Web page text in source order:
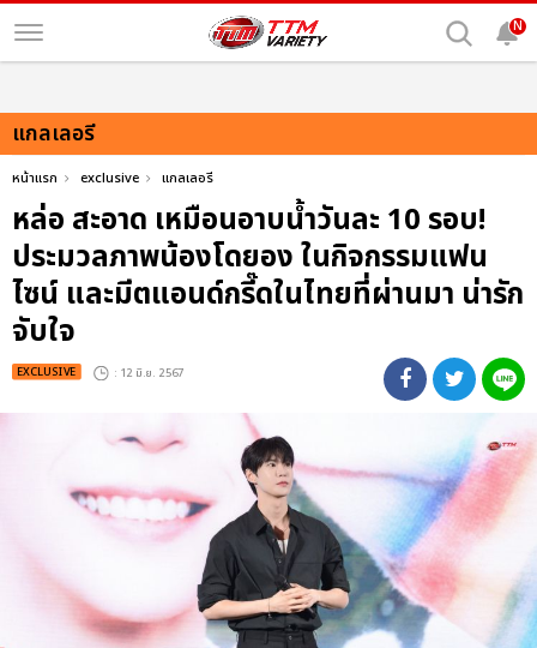
N
แกลเลอรี
หน้าแรก exclusive แกลเลอรี
หล่อ สะอาด เหมือนอาบน้ำวันละ 10 รอบ!
ประมวลภาพน้องโดยอง ในกิจกรรมแฟน
ไซน์ และมีตแอนด์กรี๊ดในไทยที่ผ่านมา น่ารัก
จับใจ
EXCLUSIVE : 12 มิ.ย. 2567